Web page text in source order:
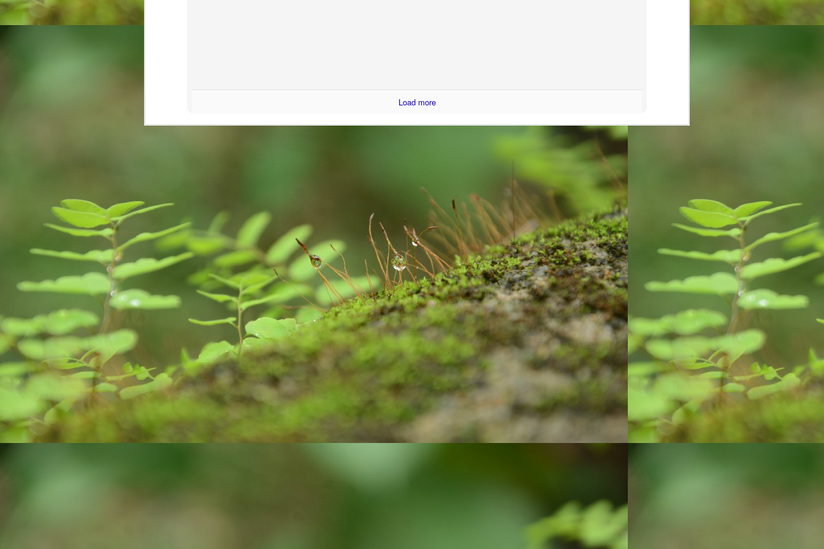
Load more
celebrations are interlinked and deeply rooted. Individuals, families and
communities get together to celebrate the festivals. Lots of positive
Exciting contest on Sustainability!
Sustainability to me is what ever activity we do, we must be
mindful about our consumption, the impact we are going to create
and the way we are putting pressure on our natural resources of this
planet earth. As much as possible, I wanted to remain as a carbon
neutral person: with my acts of responsibility.
Example: After waking up from our beds, we brush our teeth. We use
paste, brush and water to clean our teeth.
JUN
26
Are you looking for Eco-friendly homes?
Do you know how Soil is playing an important role in maintaining
the Carbon balanced cycle on this earth? If you are not, let us
explore about our 'Soil'! it takes thousands of years to form soil. Big
rocks brake down into small pieces. Later they undergo physical,
biological, geological, and chemical process with the support of air and
water, they weather, and become soil. Soil is limited resource and is
considered as a renewable resource, because they keep on forming on
Stories are part and parcel of child's growing years. Stories